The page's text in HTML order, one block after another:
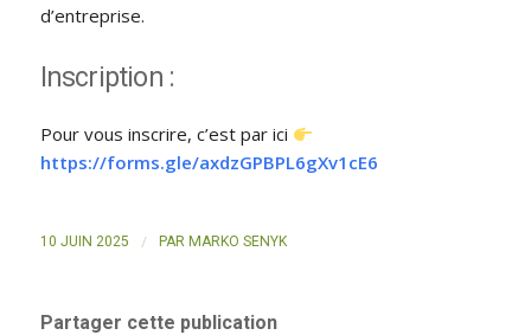
d’entreprise.
Inscription :
Pour vous inscrire, c’est par ici
https://forms.gle/axdzGPBPL6gXv1cE6
10 JUIN 2025 / PAR MARKO SENYK
Partager cette publication